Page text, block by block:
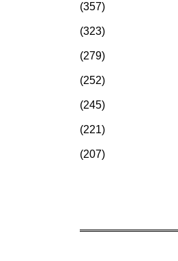
(357)
(323)
(279)
(252)
(245)
(221)
(207)